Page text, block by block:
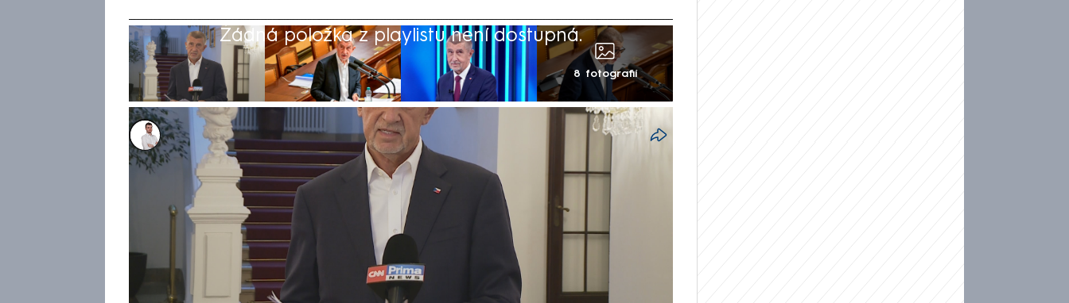
Žádná položka z playlistu není dostupná.
8 fotografií
Lukáš Cigánek
17. čvn 2025, 20:15
Ministr financí Zbyněk Stanjura (ODS) lže, řekl ve vysílání CNN Prima
NEWS předseda největšího opozičního hnutí Andrej Babiš (ANO).
Narážel tím na zjištění médií, že exministr spravedlnosti Pavel Blažek
Stanjurovi na konci ledna zaslal dopis, ve kterém ho informoval o
záměru přijmout bitcoinový dar. To je v rozporu s tím, co Stanjura dříve
tvrdil. „Bez něj by žádné praní peněz drogového dealera neproběhlo,“